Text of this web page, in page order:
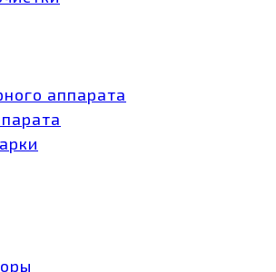
аппарата